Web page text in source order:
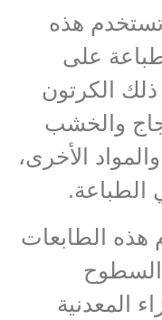
تستخدم هذه
على
الكرتون
والخشب
الأخرى،
الطباعة.
هذه الطابعات
السطوح
المعدنية